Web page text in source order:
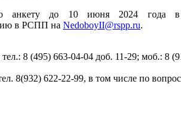
анкету до 10 июня 2024 года
в РСПП на NedoboyII@rspp.ru.
8 (495) 663-04-04 доб. 11-29; моб.: 8
8(932) 622-22-99, в том числе по